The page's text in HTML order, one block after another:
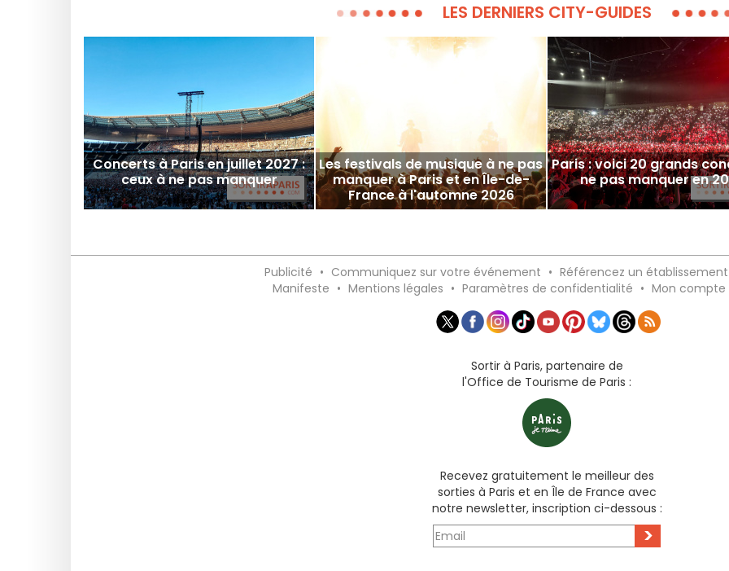
LES DERNIERS CITY-GUIDES
Concerts à Paris en juillet 2027 :
ceux à ne pas manquer
Les festivals de musique à ne pas
manquer à Paris et en Île-de-
France à l'automne 2026
Paris : voici 20 grands
ne pas manquer en
Publicité • Communiquez sur votre événement • Référencez un établissement
Manifeste • Mentions légales • Paramètres de confidentialité • Mon compte
Sortir à Paris, partenaire de
l'Office de Tourisme de Paris :
Recevez gratuitement le meilleur des
sorties à Paris et en Île de France avec
notre newsletter, inscription ci-dessous :
>